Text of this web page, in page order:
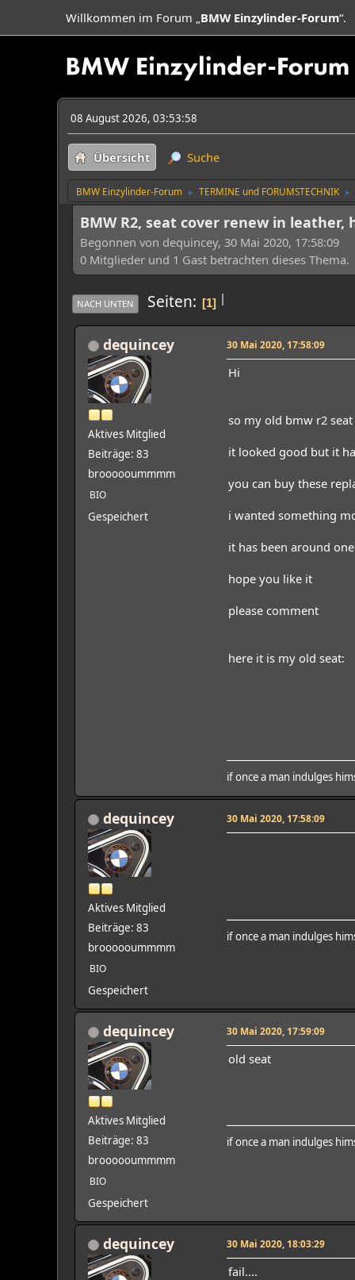
Willkommen im Forum „BMW Einzylinder-Forum“.
08 August 2026, 03:53:58
Übersicht Suche
BMW Einzylinder-Forum ► TERMINE und FORUMSTECHNIK ►
BMW R2, seat cover renew in leather,
Begonnen von dequincey, 30 Mai 2020, 17:58:09
0 Mitglieder und 1 Gast betrachten dieses Thema.
|
NACH UNTEN Seiten 1
dequincey
Aktives Mitglied
Beiträge: 83
broooooummmm
BIO
Gespeichert
30 Mai 2020, 17:58:09
Hi
so my old bmw r2
it looked good but it
you can buy these
i wanted something
it has been around
hope you like it
please comment
here it is my old seat:
if once a man indulges
dequincey
Aktives Mitglied
Beiträge: 83
broooooummmm
BIO
Gespeichert
30 Mai 2020, 17:58:09
if once a man indulges
dequincey
Aktives Mitglied
Beiträge: 83
broooooummmm
BIO
Gespeichert
30 Mai 2020, 17:59:09
old seat
if once a man indulges
dequincey 30 Mai 2020, 18:03:29
fail....